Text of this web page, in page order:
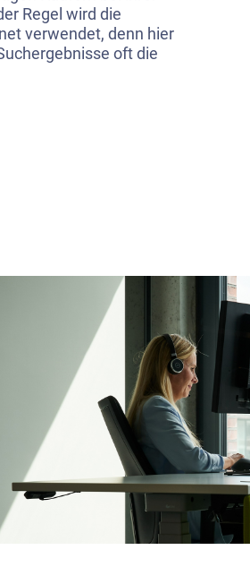
Regel wird die
verwendet, denn hier
oft die